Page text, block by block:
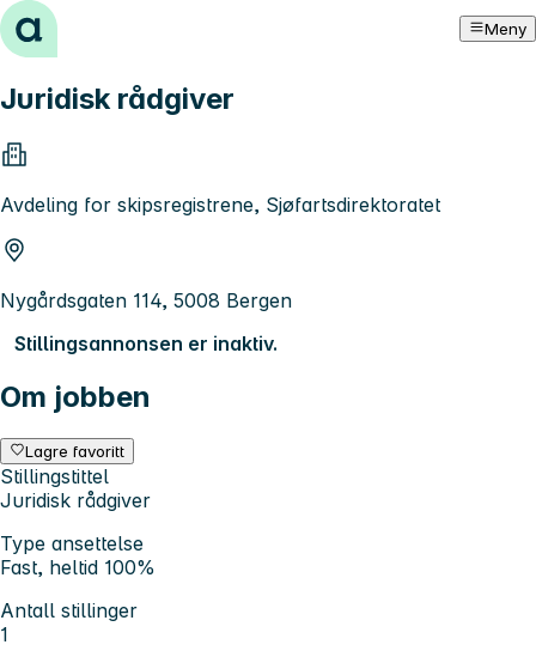
Hopp til innhold Meny
Juridisk rådgiver
Avdeling for skipsregistrene, Sjøfartsdirektoratet
Nygårdsgaten 114, 5008 Bergen
Stillingsannonsen er inaktiv.
Om jobben
Lagre favoritt
Stillingstittel
Juridisk rådgiver
Type ansettelse
Fast, heltid 100%
Antall stillinger
1